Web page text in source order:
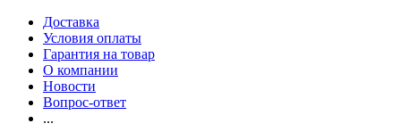
Доставка
Условия оплаты
Гарантия на товар
О компании
Новости
Вопрос-ответ
...